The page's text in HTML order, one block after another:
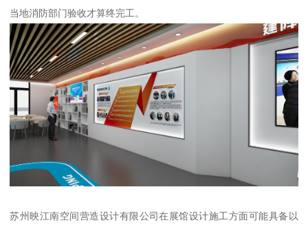
当地消防部门验收才算终完工。
苏州映江南空间营造设计有限公司在展馆设计施工方面可能具备以